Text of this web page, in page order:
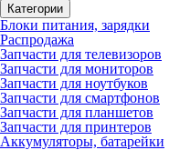
Категории
Блоки питания, зарядки
Распродажа
Запчасти для телевизоров
Запчасти для мониторов
Запчасти для ноутбуков
Запчасти для смартфонов
Запчасти для планшетов
Запчасти для принтеров
Аккумуляторы, батарейки